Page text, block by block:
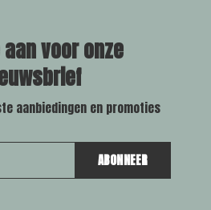
voor onze
aanbiedingen en promoties
ABONNEER